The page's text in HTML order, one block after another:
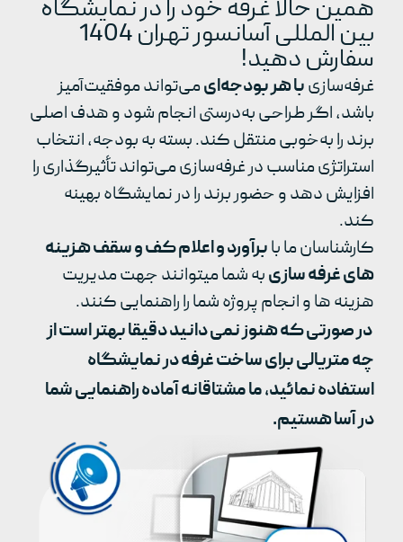
همین حالا غرفه خود را در نمایشگاه
بین المللی آسانسور تهران 1404
سفارش دهید!
غرفه‌سازیبا هر بودجه‌ایمی‌تواند موفقیت‌آمیز
باشد، اگر طراحی به‌درستی انجام شود و هدف اصلی
برند را به‌خوبی منتقل کند. بسته به بودجه، انتخاب
استراتژی مناسب در غرفه‌سازی می‌تواند تأثیرگذاری را
افزایش دهد و حضور برند را در نمایشگاه بهینه
کند.
کارشناسان ما بابرآورد و اعلام کف و سقف هزینه
های غرفه سازیبه شما میتوانند جهت مدیریت
هزینه ها و انجام پروژه شما را راهنمایی کنند.
در صورتی که هنوز نمی دانید دقیقا بهتر است از
چه متریالی برای ساخت غرفه در نمایشگاه
استفاده نمائید، ما مشتاقانه آماده راهنمایی شما
در آسا هستیم.